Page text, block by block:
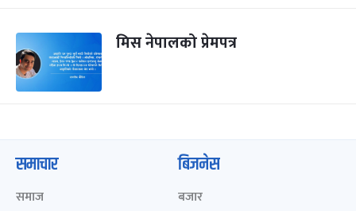
मिस नेपालको प्रेमपत्र
समाचार
समाज
बिजनेस
बजार